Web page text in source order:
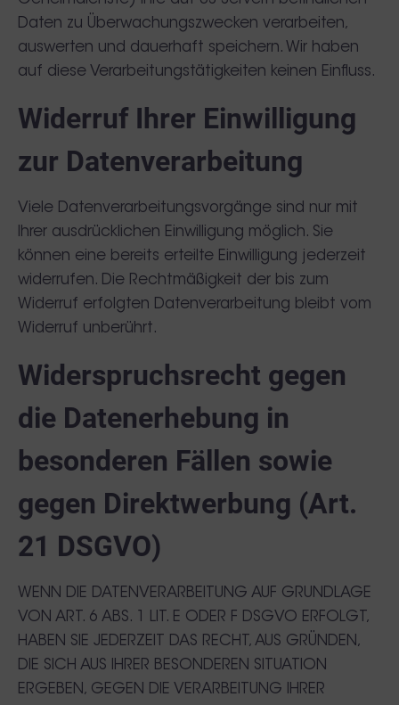
Daten zu Überwachungszwecken verarbeiten,
auswerten und dauerhaft speichern. Wir haben
auf diese Verarbeitungstätigkeiten keinen Einfluss.
Widerruf Ihrer Einwilligung
zur Datenverarbeitung
Viele Datenverarbeitungsvorgänge sind nur mit
Ihrer ausdrücklichen Einwilligung möglich. Sie
können eine bereits erteilte Einwilligung jederzeit
widerrufen. Die Rechtmäßigkeit der bis zum
Widerruf erfolgten Datenverarbeitung bleibt vom
Widerruf unberührt.
Widerspruchsrecht gegen
die Datenerhebung in
besonderen Fällen sowie
gegen Direktwerbung (Art.
21 DSGVO)
WENN DIE DATENVERARBEITUNG AUF GRUNDLAGE
VON ART. 6 ABS. 1 LIT. E ODER F DSGVO ERFOLGT,
HABEN SIE JEDERZEIT DAS RECHT, AUS GRÜNDEN,
DIE SICH AUS IHRER BESONDEREN SITUATION
ERGEBEN, GEGEN DIE VERARBEITUNG IHRER